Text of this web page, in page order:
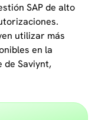
SAP de alto
utilizar más
en la
de Saviynt,